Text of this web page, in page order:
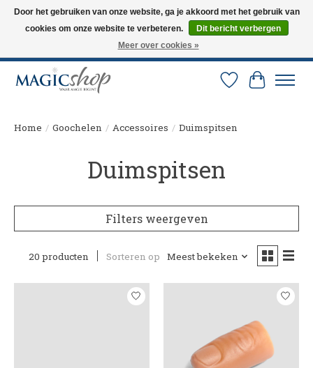
Altijd de nieuwste trucs op voorraad. Snelle verzending via PostNL en DHL.
Langskomen in onze winkel? Bel of mail om een afspraak te maken. 0251-
Verlanglijst
Home / Goochelen / Accessoires / Duimspitsen
Duimspitsen
Filters weergeven
20 producten Sorteren op Meest bekeken
Door het gebruiken van onze website, ga je akkoord met het gebruik van
cookies om onze website te verbeteren.
Dit bericht verbergen
Meer over cookies »